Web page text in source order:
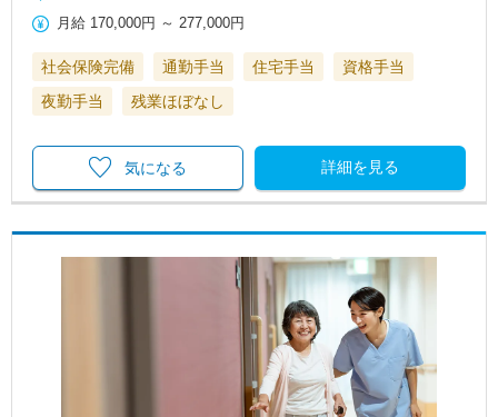
月給 170,000円 ～277,000円
社会保険完備 通勤手当 住宅手当
資格手当
夜勤手当
残業ほぼなし
詳細を見る
気になる